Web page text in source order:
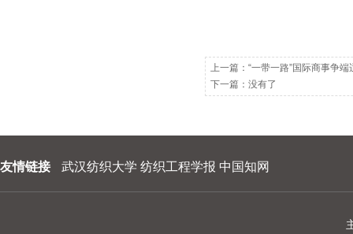
上一篇： “一带一路”国际商事争
下一篇：没有了
友情链接 武汉纺织大学 纺织工程学报 中国知网